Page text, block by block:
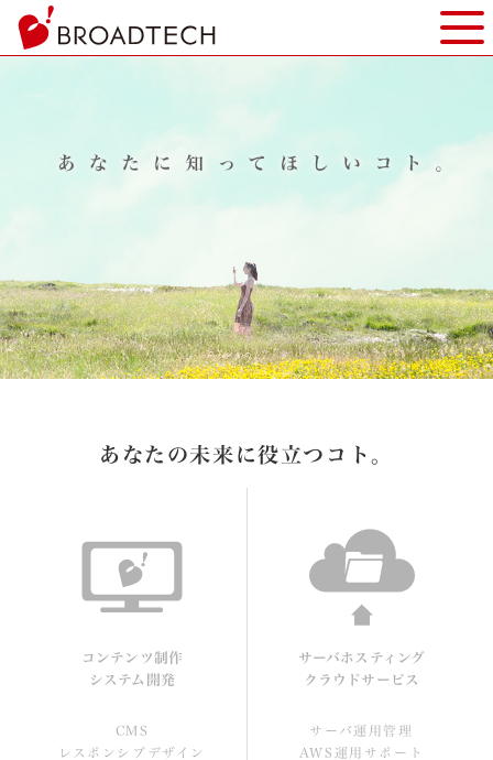
フ
ッ
タ
ー
部
モバ
あなたの未来に役立つコト。
コンテンツ制作
システム開発
CMS
レスポンシブデザイン
サーバホスティング
クラウドサービス
サーバ運用管理
AWS運用サポート